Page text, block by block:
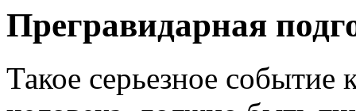
Прегравидарная
Такое серьезное событие